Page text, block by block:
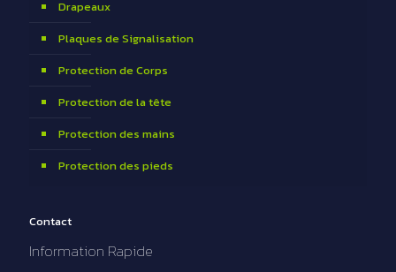
Drapeaux
Plaques de Signalisation
Protection de Corps
Protection de la tête
Protection des mains
Protection des pieds
Contact
Information Rapide